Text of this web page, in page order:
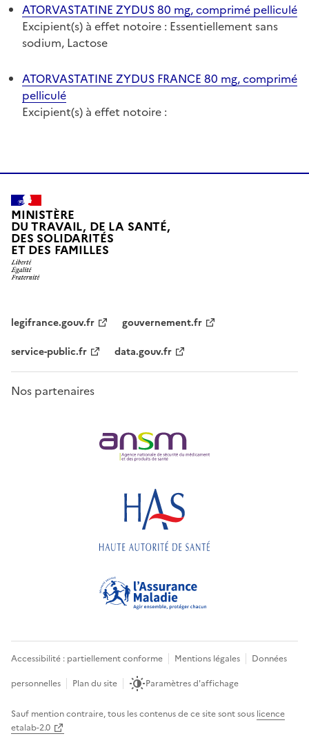
ATORVASTATINE ZYDUS 80 mg, comprimé pelliculé
Excipient(s) à effet notoire : Essentiellement sans
sodium, Lactose
ATORVASTATINE ZYDUS FRANCE 80 mg, comprimé
pelliculé
Excipient(s) à effet notoire :
MINISTÈRE
DU TRAVAIL, DE LA SANTÉ,
DES SOLIDARITÉS
ET DES FAMILLES
legifrance.gouv.fr
gouvernement.fr
service-public.fr
data.gouv.fr
Nos partenaires
Accessibilité : partiellement conforme Mentions légales
Données
personnelles
Plan du site Paramètres d'affichage
Sauf mention contraire, tous les contenus de ce site sont sous licence
etalab-2.0